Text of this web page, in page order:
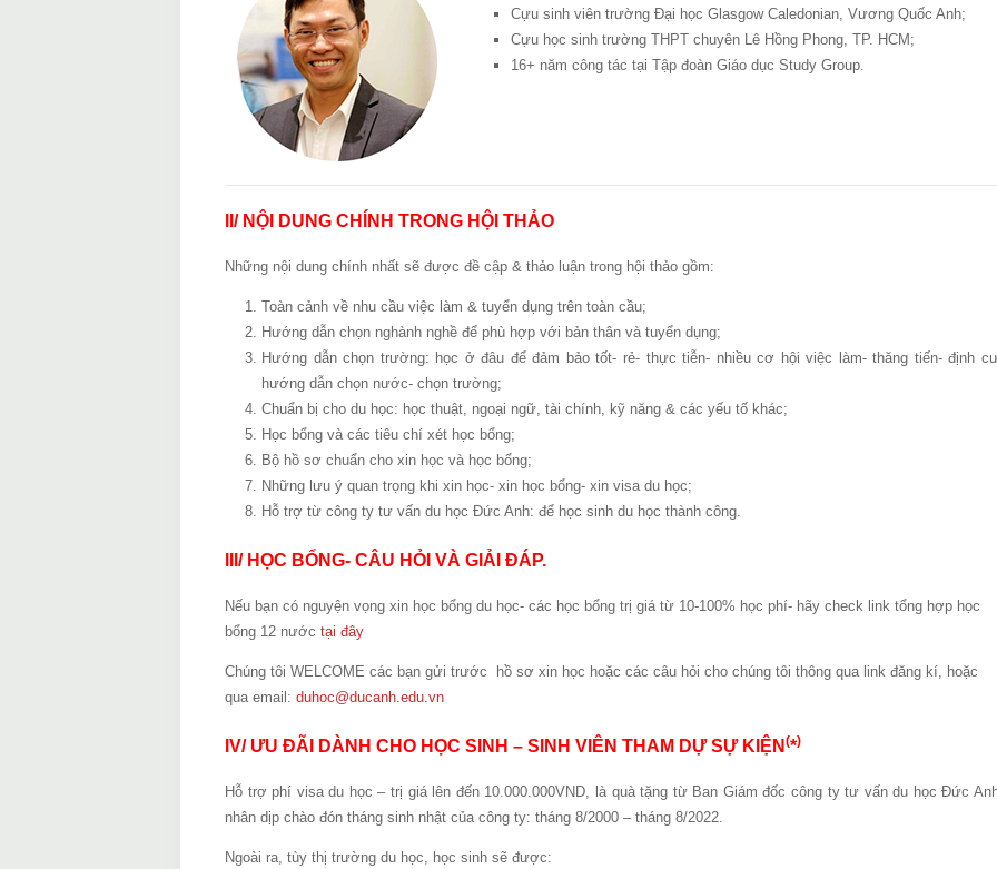
Cựu sinh viên trường Đại học Glasgow Caledonian, Vương Quốc Anh;
Cựu học sinh trường THPT chuyên Lê Hồng Phong, TP. HCM;
16+ năm công tác tại Tập đoàn Giáo dục Study Group.
II/ NỘI DUNG CHÍNH TRONG HỘI THẢO
Những nội dung chính nhất sẽ được đề cập & thảo luận trong hội thảo gồm:
Toàn cảnh về nhu cầu việc làm & tuyển dụng trên toàn cầu;
Hướng dẫn chọn nghành nghề để phù hợp với bản thân và tuyển dụng;
Hướng dẫn chọn trường: học ở đâu để đảm bảo tốt- rẻ- thực tiễn- nhiều cơ hội việc làm- thăng tiến- định
hướng dẫn chọn nước- chọn trường;
Chuẩn bị cho du học: học thuật, ngoại ngữ, tài chính, kỹ năng & các yếu tố khác;
Học bổng và các tiêu chí xét học bổng;
Bộ hồ sơ chuẩn cho xin học và học bổng;
Những lưu ý quan trọng khi xin học- xin học bổng- xin visa du học;
Hỗ trợ từ công ty tư vấn du học Đức Anh: để học sinh du học thành công.
III/ HỌC BỔNG- CÂU HỎI VÀ GIẢI ĐÁP.
Nếu bạn có nguyện vọng xin học bổng du học- các học bổng trị giá từ 10-100% học phí- hãy check link tổng hợp học
bổng 12 nước tại đây
Chúng tôi WELCOME các bạn gửi trước hồ sơ xin học hoặc các câu hỏi cho chúng tôi thông qua link đăng kí, hoặc
qua email: duhoc@ducanh.edu.vn
IV/ ƯU ĐÃI DÀNH CHO HỌC SINH – SINH VIÊN THAM DỰ SỰ KIỆN (*)
Hỗ trợ phí visa du học – trị giá lên đến 10.000.000VND, là quà tặng từ Ban Giám đốc công ty tư vấn du học Đức
nhân dịp chào đón tháng sinh nhật của công ty: tháng 8/2000 – tháng 8/2022.
Ngoài ra, tùy thị trường du học, học sinh sẽ được: